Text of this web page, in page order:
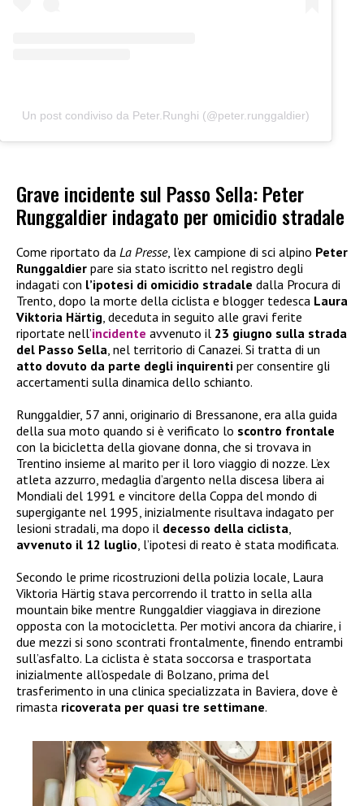
Un post condiviso da Peter.Runghi (@peter.runggaldier)
Grave incidente sul Passo Sella: Peter
Runggaldier indagato per omicidio stradale
Come riportato da La Presse, l’ex campione di sci alpino Peter
Runggaldier pare sia stato iscritto nel registro degli
indagati con l’ipotesi di omicidio stradale dalla Procura di
Trento, dopo la morte della ciclista e blogger tedesca Laura
Viktoria Härtig, deceduta in seguito alle gravi ferite
riportate nell’incidente avvenuto il 23 giugno sulla strada
del Passo Sella, nel territorio di Canazei. Si tratta di un
atto dovuto da parte degli inquirenti per consentire gli
accertamenti sulla dinamica dello schianto.
Runggaldier, 57 anni, originario di Bressanone, era alla guida
della sua moto quando si è verificato lo scontro frontale
con la bicicletta della giovane donna, che si trovava in
Trentino insieme al marito per il loro viaggio di nozze. L’ex
atleta azzurro, medaglia d’argento nella discesa libera ai
Mondiali del 1991 e vincitore della Coppa del mondo di
supergigante nel 1995, inizialmente risultava indagato per
lesioni stradali, ma dopo il decesso della ciclista,
avvenuto il 12 luglio, l’ipotesi di reato è stata modificata.
Secondo le prime ricostruzioni della polizia locale, Laura
Viktoria Härtig stava percorrendo il tratto in sella alla
mountain bike mentre Runggaldier viaggiava in direzione
opposta con la motocicletta. Per motivi ancora da chiarire, i
due mezzi si sono scontrati frontalmente, finendo entrambi
sull’asfalto. La ciclista è stata soccorsa e trasportata
inizialmente all’ospedale di Bolzano, prima del
trasferimento in una clinica specializzata in Baviera, dove è
rimasta ricoverata per quasi tre settimane.